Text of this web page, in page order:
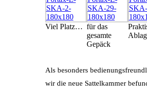
Viel Platz… für das
gesamte
Gepäck
Als besonders
wir die neue Sattelkammer